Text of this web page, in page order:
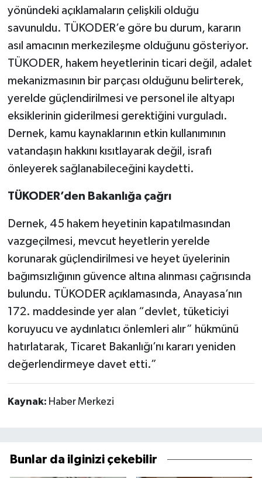
yönündeki açıklamaların çelişkili olduğu
savunuldu. TÜKODER’e göre bu durum, kararın
asıl amacının merkezileşme olduğunu gösteriyor.
TÜKODER, hakem heyetlerinin ticari değil, adalet
mekanizmasının bir parçası olduğunu belirterek,
yerelde güçlendirilmesi ve personel ile altyapı
eksiklerinin giderilmesi gerektiğini vurguladı.
Dernek, kamu kaynaklarının etkin kullanımının
vatandaşın hakkını kısıtlayarak değil, israfı
önleyerek sağlanabileceğini kaydetti.
TÜKODER’den Bakanlığa çağrı
Dernek, 45 hakem heyetinin kapatılmasından
vazgeçilmesi, mevcut heyetlerin yerelde
korunarak güçlendirilmesi ve heyet üyelerinin
bağımsızlığının güvence altına alınması çağrısında
bulundu. TÜKODER açıklamasında, Anayasa’nın
172. maddesinde yer alan “devlet, tüketiciyi
koruyucu ve aydınlatıcı önlemleri alır” hükmünü
hatırlatarak, Ticaret Bakanlığı’nı kararı yeniden
değerlendirmeye davet etti.”
Kaynak: Haber Merkezi
Bunlar da ilginizi çekebilir